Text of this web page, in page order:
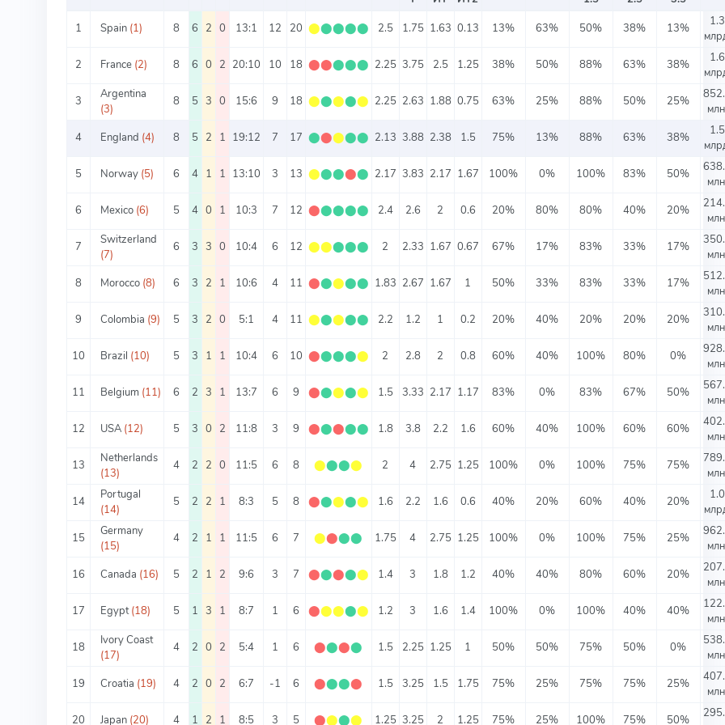
1 Spain (1) 8 6 2 0 13:1 12 20 ⬤⬤⬤⬤⬤ 2.5 1.75 1.63 0.13 13% 63% 50% 38% 13%
1.3
2
France (2) 8 6 0 2 20:10 10 18 ⬤⬤⬤⬤⬤ 2.25 3.75 2.5 1.25 38% 50% 88% 63% 38%
1.6
3
Argentina
(3)
8 5 3 0 15:6 9 18 ⬤⬤⬤⬤⬤ 2.25 2.63 1.88 0.75 63% 25% 88% 50% 25%
4
England (4) 8 5 2 1 19:12 7 17 ⬤⬤⬤⬤⬤ 2.13 3.88 2.38 1.5 75% 13% 88% 63% 38%
1.5
5
Norway (5) 6 4 1 1 13:10 3 13 ⬤⬤⬤⬤⬤ 2.17 3.83 2.17 1.67 100% 0% 100% 83% 50%
6
Mexico (6) 5 4 0 1 10:3 7 12 ⬤⬤⬤⬤⬤ 2.4 2.6 2 0.6 20% 80% 80% 40% 20%
7
Switzerland
(7)
6 3 3 0 10:4 6 12 ⬤⬤⬤⬤⬤ 2 2.33 1.67 0.67 67% 17% 83% 33% 17%
8
Morocco (8) 6 3 2 1 10:6 4 11 ⬤⬤⬤⬤⬤ 1.83 2.67 1.67 1 50% 33% 83% 33% 17%
9
Colombia (9) 5 3 2 0 5:1 4 11 ⬤⬤⬤⬤⬤ 2.2 1.2 1 0.2 20% 40% 20% 20% 20%
10
Brazil (10) 5 3 1 1 10:4 6 10 ⬤⬤⬤⬤⬤ 2 2.8 2 0.8 60% 40% 100% 80% 0%
11
Belgium (11) 6 2 3 1 13:7 6 9 ⬤⬤⬤⬤⬤ 1.5 3.33 2.17 1.17 83% 0% 83% 67% 50%
12
USA (12) 5 3 0 2 11:8 3 9 ⬤⬤⬤⬤⬤ 1.8 3.8 2.2 1.6 60% 40% 100% 60% 60%
13
Netherlands
(13)
4 2 2 0 11:5 6 8 ⬤⬤⬤⬤ 2 4 2.75 1.25 100% 0% 100% 75% 75%
14
Portugal
(14)
5 2 2 1 8:3 5 8 ⬤⬤⬤⬤⬤ 1.6 2.2 1.6 0.6 40% 20% 60% 40% 20%
1.0
15
Germany
(15)
4 2 1 1 11:5 6 7 ⬤⬤⬤⬤ 1.75 4 2.75 1.25 100% 0% 100% 75% 25%
16
Canada (16) 5 2 1 2 9:6 3 7 ⬤⬤⬤⬤⬤ 1.4 3 1.8 1.2 40% 40% 80% 60% 20%
17
Egypt (18) 5 1 3 1 8:7 1 6 ⬤⬤⬤⬤⬤ 1.2 3 1.6 1.4 100% 0% 100% 40% 40%
18
Ivory Coast
(17)
4 2 0 2 5:4 1 6 ⬤⬤⬤⬤ 1.5 2.25 1.25 1 50% 50% 75% 50% 0%
19
Croatia (19) 4 2 0 2 6:7 -1 6 ⬤⬤⬤⬤ 1.5 3.25 1.5 1.75 75% 25% 75% 75% 25%
20
Japan (20) 4 1 2 1 8:5 3 5 ⬤⬤⬤⬤ 1.25 3.25 2 1.25 75% 25% 100% 75% 50%